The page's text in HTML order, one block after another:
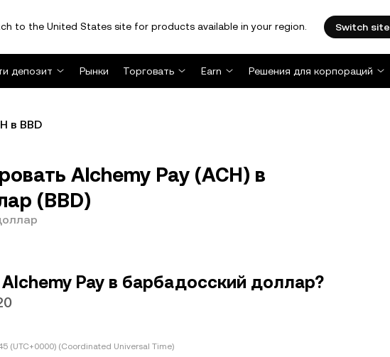
to the United States site for products available in your region. Switch site
депозит Рынки Торговать Earn Решения для корпораций
в BBD
Alchemy Pay (ACH) в
(BBD)
Pay в барбадосский доллар?
(UTC+0000) (Coordinated Universal Time)